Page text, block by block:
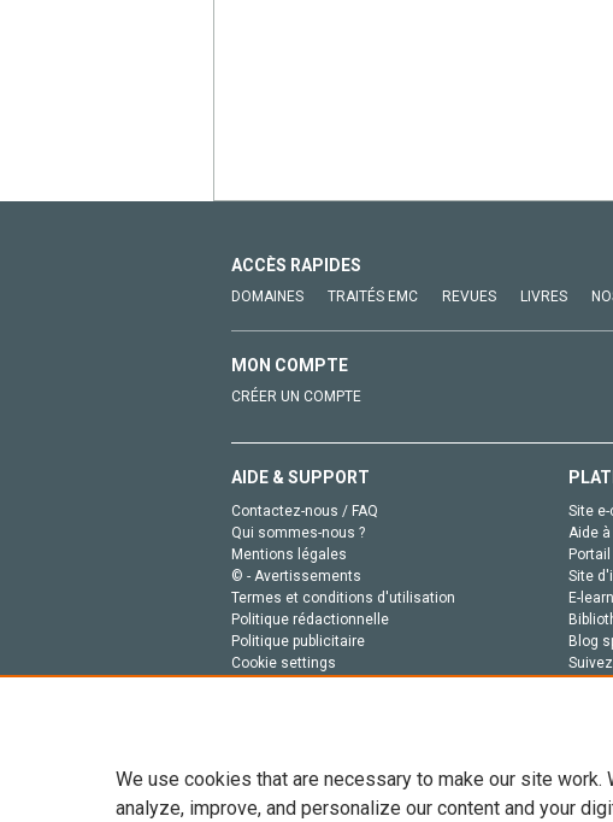
ACCÈS RAPIDES
DOMAINES TRAITÉS EMC REVUES LIVRES
MON COMPTE
CRÉER UN COMPTE
AIDE & SUPPORT
Contactez-nous / FAQ
Qui sommes-nous ?
Mentions légales
© - Avertissements
Termes et conditions d'utilisation
Politique rédactionnelle
Politique publicitaire
Cookie settings
Site
Aide
Site
E-
Blog
We use cookies that are necessary to make our site
analyze, improve, and personalize our content and your